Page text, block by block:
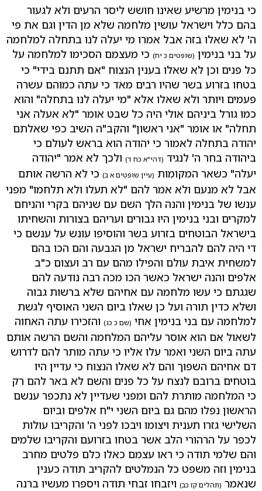
כי בנימין מרשיע שאינו חושש ליסר הרעים ולא לגעור
בהם כלל וישראל עושין מלחמה שלא מן הדין וגם את פי
ה' לא שאלו בזה אבל אמרו מי יעלה לנו בתחלה למלחמה
על בני בנימין (שופטים כ יח) כי מעצמם הסכימו למלחמה על
כל פנים וכן לא שאלו בענין הנצוח "אם תתנם בידי" כי
בטחו בזרוע בשר שהיו רבים מאד כי עתה כמוהם עשרה
פעמים ויותר ולא שאלו אלא "מי יעלה לנו בתחלה" והוא
כמו גורל ביניהם אולי היה כל שבט אומר "לא אעלה אני
תחלה" או אומר "אני ראשון" והקב"ה השיב כפי שאלתם
יהודה בתחלה לאמור כי יהודה הוא בראש לעולם כי
ביהודה בחר ה' לנגיד (דהי"א כח ד) ולכך לא אמר "יהודה
יעלה" כשאר המקומות (עיין שופטים א ב) כי לא הרשה אותם
אבל לא מנעם ולא אמר להם "לא תעלו ולא תלחמו" מפני
ענשו של בנימין והנה הלך השם עם שניהם בקרי והניחם
למקרים ובני בנימין היו גבורים ועריהם בצורות והשחיתו
בישראל הבוטחים בזרוע בשר והוסיפו עונש על ענשם כי
די היה להם להבריח ישראל מן הגבעה והם הכו בהם
למשחית איבת עולם והפילו מהם עם רב ועצום כ"ב
אלפים והנה ישראל כאשר הכו מכה רבה נודעה להם
שגגתם כי עשו מלחמה עם אחיהם שלא ברשות גבוה
ושלא כדין תורה ועל כן שאלו ביום השני האוסיף לגשת
למלחמה עם בני בנימין אחי (שם כ כג) והזכירו עתה האחוה
לשאול אם הוא אוסר עליהם המלחמה והשם הרשה אותם
עתה ביום השני ואמר עלו אליו כי עתה מותר להם לדרוש
דם אחיהם השפוך והם לא שאלו הנצוח כי עדיין היו
בוטחים ברובם לנצח על כל פנים והשם לא באר להם רק
כי המלחמה מותרת להם ומפני שעדיין לא נתכפר ענשם
הראשון נפלו מהם גם ביום השני י"ח אלפים וביום
השלישי גזרו תענית ויצומו ויבכו לפני ה' והקריבו עולות
לכפר על הרהורי הלב אשר בטחו בזרועם והקריבו שלמים
והם שלמי תודה כי ראו עצמם כאלו כלם פלטים מחרב
בנימין וזה משפט כל הנמלטים להקריב תודה כענין
שנאמר (תהלים קז כב) ויזבחו זבחי תודה ויספרו מעשיו ברנה